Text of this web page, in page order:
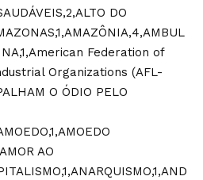
DO
Federation of
Organizations (AFL-
O ÓDIO PELO
AO